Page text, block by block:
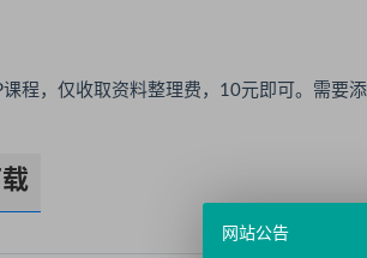
课程，仅收取资料整理费，10元即可。需要
网站公告